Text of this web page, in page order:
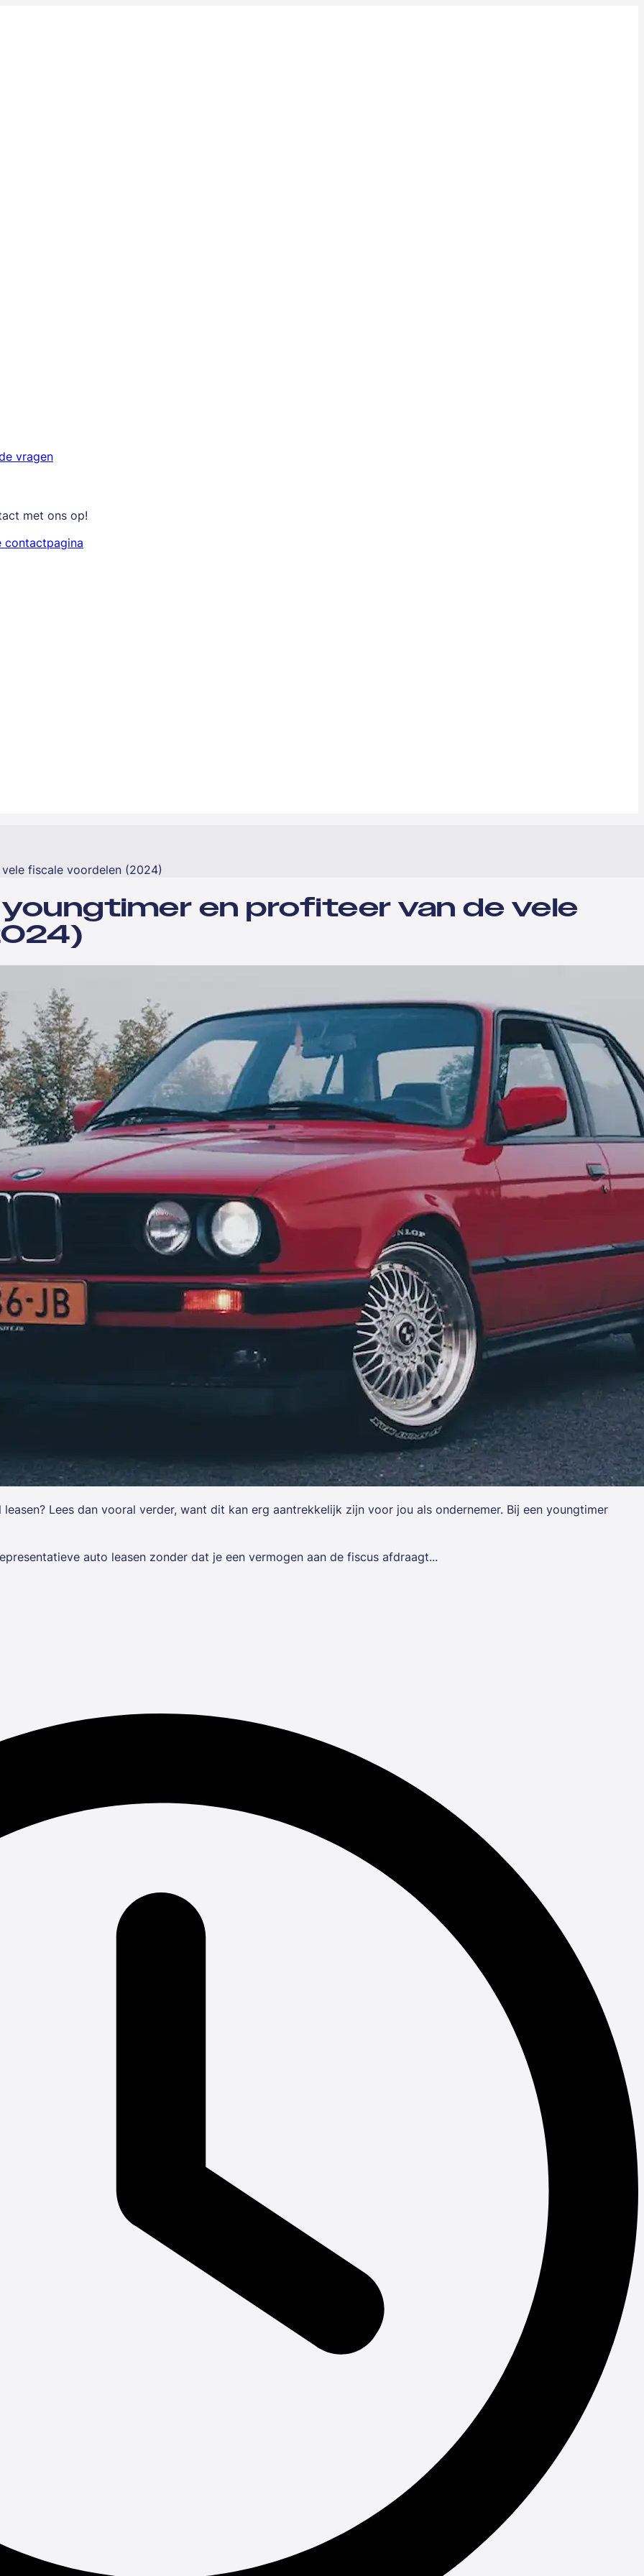
vragen
met ons op!
contactpagina
fiscale voordelen (2024)
youngtimer en profiteer van de vele
Lees dan vooral verder, want dit kan erg aantrekkelijk zijn voor jou als ondernemer. Bij een youngtimer
auto leasen zonder dat je een vermogen aan de fiscus afdraagt...